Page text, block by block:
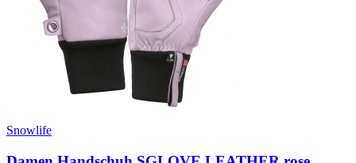
Snowlife